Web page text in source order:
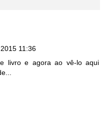
11:36
livro e agora ao vê-lo aqui